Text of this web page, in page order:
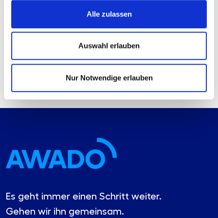
Alle zulassen
Auswahl erlauben
Nur Notwendige erlauben
eppo.franke(at)awado-gruppe.de
Ich freue mich auf eine E-Mail oder einen Anruf von Ihnen!
Den Beitrag teilen:
Es geht immer einen Schritt weiter.
Gehen wir ihn gemeinsam.